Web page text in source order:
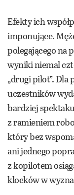
Efekty ich
imponujące.
polegającego na
wyniki niemal
„drugi pilot”.
uczestników
bardziej
z ramieniem
który bez
ani jednego
z kopilotem
klocków w